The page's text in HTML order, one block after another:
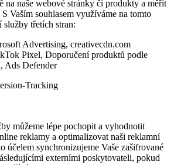
na naše webové stránky či produkty a měřit
Vaším souhlasem využíváme na tomto
služby třetích stran:
Advertising, creativecdn.com
Pixel, Doporučení produktů podle
Ads Defender
Tracking
můžeme lépe pochopit a vyhodnotit
reklamy a optimalizovat naši reklamní
účelem synchronizujeme Vaše zašifrované
externími poskytovateli, pokud